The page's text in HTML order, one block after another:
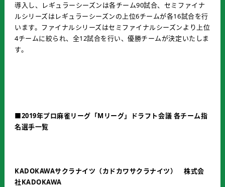
導入し、レギュラーシーズンは各チーム90試合、セミファイナ
ルシリーズはレギュラーシーズンの上位6チームが各16試合を行
います。ファイナルシリーズはセミファイナルシーズンより上位
4チームに絞られ、全12試合を行い、優勝チームが決定いたしま
す。
■2019年プロ麻雀リーグ「Mリーグ」ドラフト会議 各チーム指
名選手一覧
KADOKAWAサクラナイツ（カドカワサクラナイツ） 株式会
社KADOKAWA